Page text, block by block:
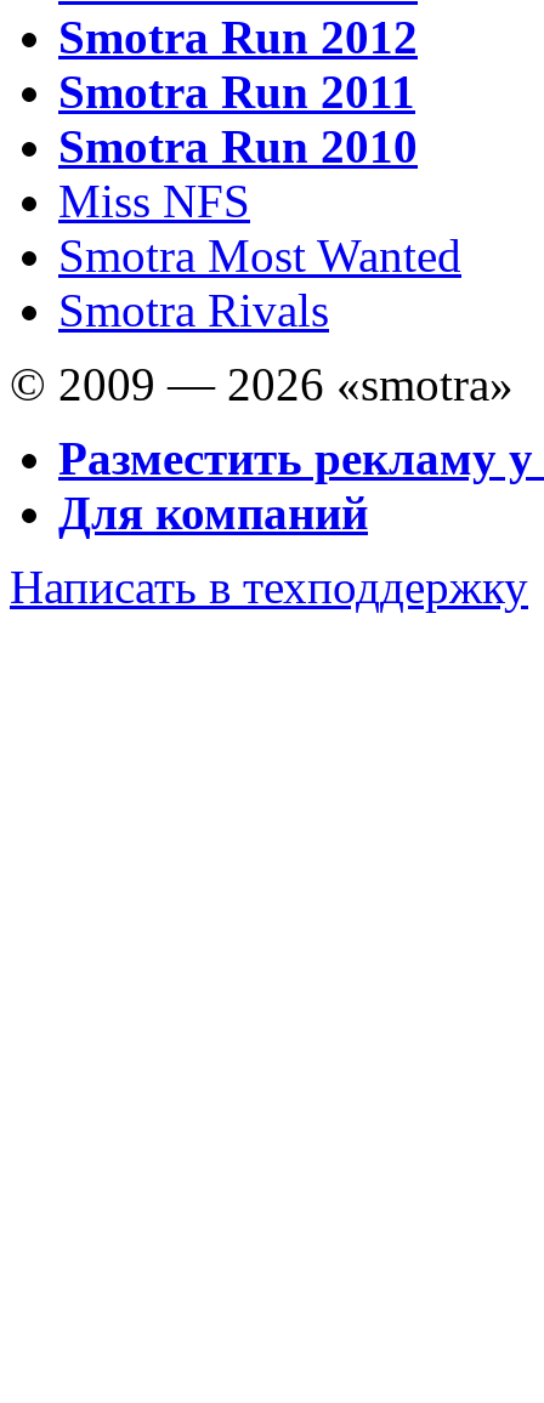
Smotra Run 2012
Smotra Run 2011
Smotra Run 2010
Miss NFS
Smotra Most Wanted
Smotra Rivals
© 2009 — 2026 «smotra»
Разместить рекламу у
Для компаний
Написать в техподдержку